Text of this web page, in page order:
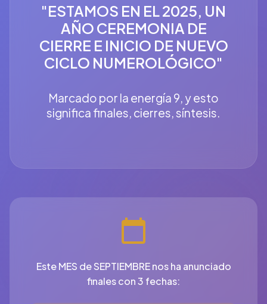
"ESTAMOS EN EL 2025, UN
AÑO CEREMONIA DE
CIERRE E INICIO DE NUEVO
CICLO NUMEROLÓGICO"
Marcado por la energía 9, y esto
significa finales, cierres, síntesis.
Este MES de SEPTIEMBRE nos ha anunciado
finales con 3 fechas: